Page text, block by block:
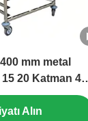
mm metal
20 Katman 40
Fırın Fırın
fırın arabası
Alın